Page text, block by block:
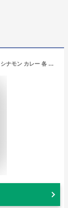
BASE BREAD プレーン チョコレート メープル シナモン カレー 各 パン 4袋 セット 完全栄養食 | basefood お試し 栄養 置き換え ダイエット 食品 低糖質 オフ タンパク質 おやつ お菓子 間食 ベースブレッド ベースフード 糖質制限 クリスマス